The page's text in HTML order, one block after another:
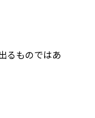
るものではあ